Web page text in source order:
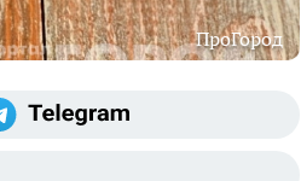
ПроГород